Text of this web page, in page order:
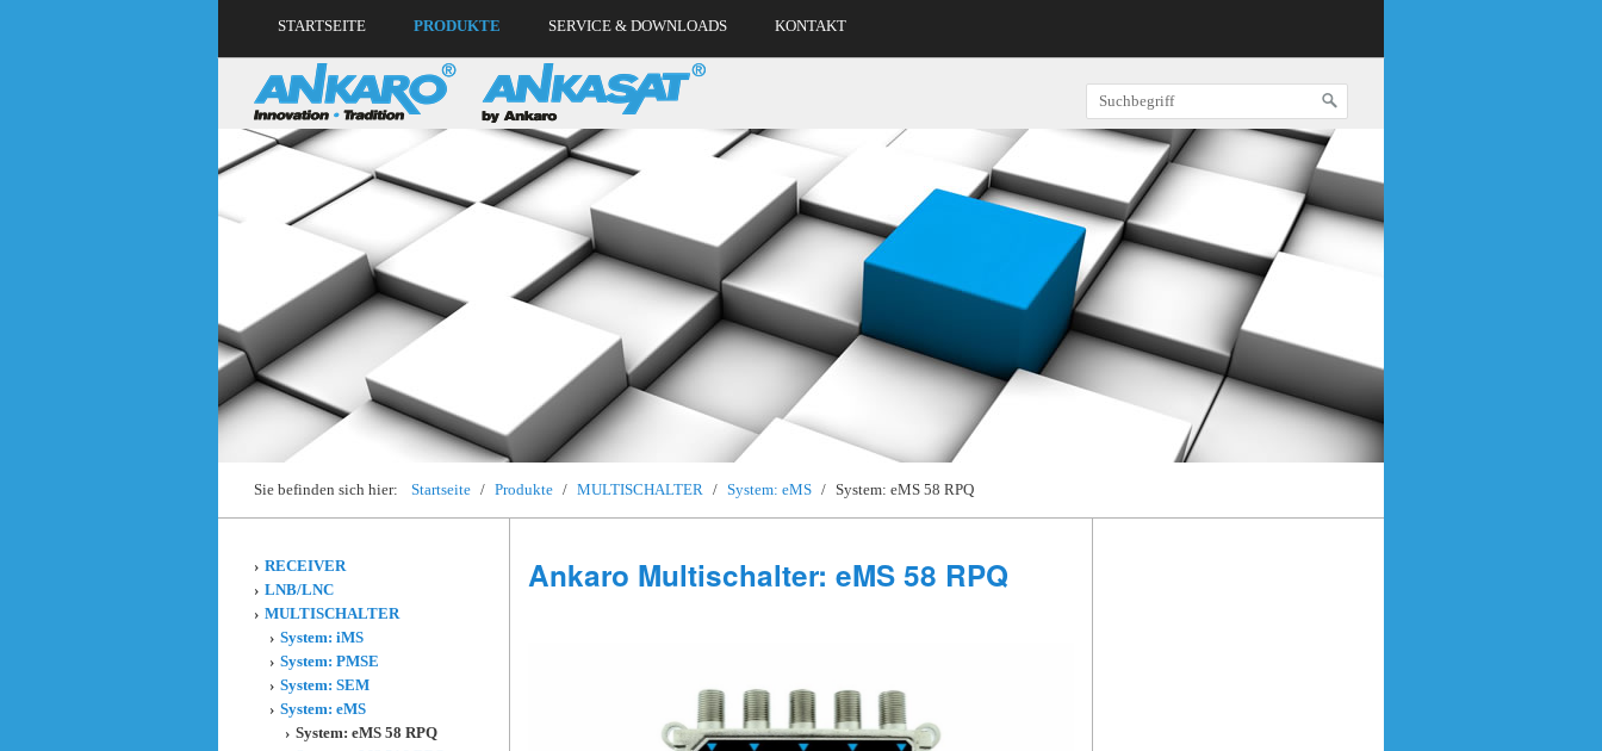
STARTSEITE PRODUKTE SERVICE & DOWNLOADS KONTAKT
Sie befinden sich hier: Startseite / Produkte / MULTISCHALTER / System: eMS / System: eMS 58 RPQ
RECEIVER
LNB/LNC
MULTISCHALTER
System: iMS
System: PMSE
System: SEM
System: eMS
System: eMS 58 RPQ
Ankaro Multischalter: eMS 58 RPQ